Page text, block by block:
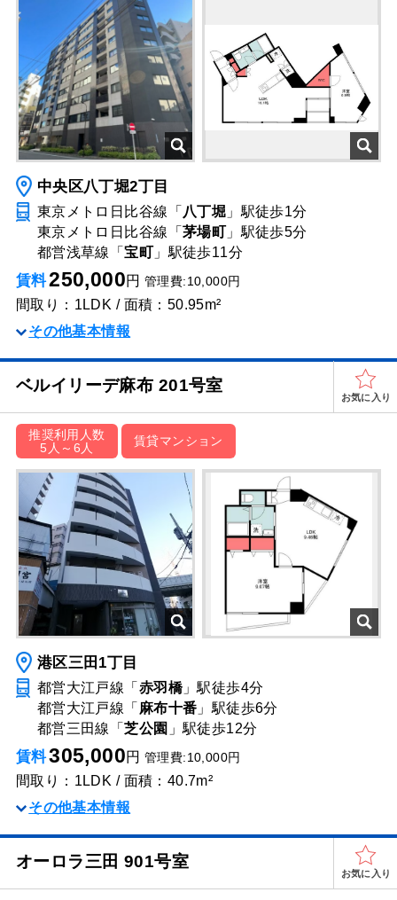
中央区八丁堀2丁目
東京メトロ日比谷線「 八丁堀 」駅徒歩1分
東京メトロ日比谷線「 茅場町 」駅徒歩5分
都営浅草線「宝町 」駅徒歩11分
賃料250,000円 管理費:10,000円
間取り：1LDK / 面積：50.95m²
その他基本情報
ベルイリーデ⿇布 201号室
お気に入り
推奨利用人数
5人～6人
賃貸マンション
港区三田1丁目
都営大江戸線「 赤羽橋」駅徒歩4分
都営大江戸線「 麻布十番 」駅徒歩6分
都営三田線「芝公園 」駅徒歩12分
賃料305,000円 管理費:10,000円
間取り：1LDK / 面積：40.7m²
その他基本情報
オーロラ三田 901号室
お気に入り